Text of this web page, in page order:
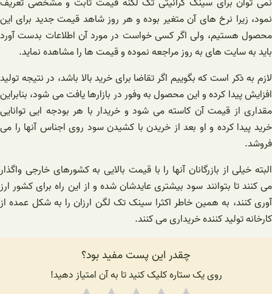
نرخ های آن متغیر بوده و هر روز شاهد قیمت جدید برای این
هستیم، ولی اگر کسی خواست در مورد آن اطلاعات بدست آورد
سایت های به روز مراجعه نموده و قیمت ها را مشاهده نماید.
ذکر است که‌ بگوییم اگر تقاضا برای خرید بالا باشد، در نتیجه تولید
پیدا کرده و این محصول به وفور در بازارها یافت می شود، بنابراین
از قیمت آن کاسته می شود و خریدار با هر بودجه ایی توانایی
کرده و او بعد از خریدن با کشیدن سود روی اجناس آنها را می
از بازرگانان آنها را با قیمت بالایی به کشورهای خارجی واگذار
تا بتوانند سود بیشتری عایدشان شده و از این راه برای کشور ارز
به همین خاطر اکثرا سینک تک لگن ارزان را به شکل عمده از
تولید کننده خریداری می کنند.
چقدر این پست مفید بود؟
روی یک ستاره کلیک کنید تا به آن امتیاز دهید!